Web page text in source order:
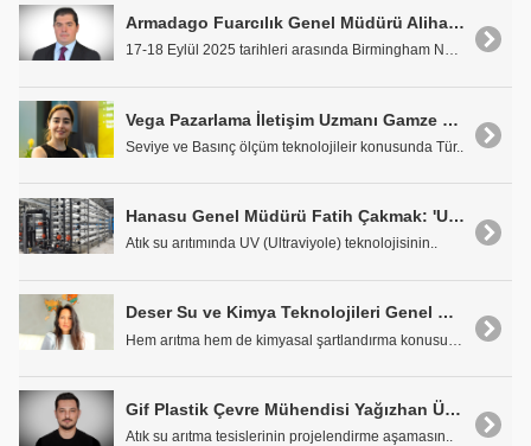
Armadago Fuarcılık Genel Müdürü Alihan Havuş: "İngiltere Pazarı İhracatçılar için Yeni Fırsatlar Sunuyor"
17-18 Eylül 2025 tarihleri arasında Birmingham NEC..
Vega Pazarlama İletişim Uzmanı Gamze Hasanoğlu: 'VEGATRUCK ile Teknolojiyi Müşterilerin Kapılarına Götürüyoruz'
Seviye ve Basınç ölçüm teknolojileir konusunda Tür..
Hanasu Genel Müdürü Fatih Çakmak: 'UV Atık Su Arıtımında Çevre Dostu Bir Çözüm'
Atık su arıtımında UV (Ultraviyole) teknolojisinin..
Deser Su ve Kimya Teknolojileri Genel Müdürü Tuğçe Öztürk: 'Uzmanlığımız Su Yönetimine Bütünsel Bir Bakış Açısı Sağlıyor'
Gif Plastik Çevre Mühendisi Yağızhan Ünver: 'Arıtma Tesisleri Doğru Projelendirme ile Daha Verimli Hale Gelebilir'
Atık su arıtma tesislerinin projelendirme aşamasın..